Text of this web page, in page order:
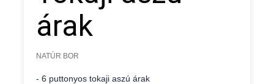
árak
NATÚR BOR
- 6 puttonyos tokaji aszú árak